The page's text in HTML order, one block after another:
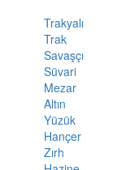
Trakyalı
Trak
Savaşçı
Süvari
Mezar
Altın
Yüzük
Hançer
Zırh